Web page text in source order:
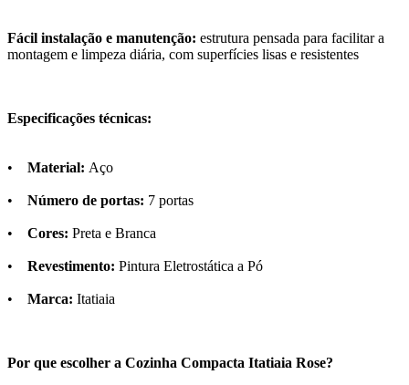
Fácil instalação e manutenção: estrutura pensada para facilitar a
montagem e limpeza diária, com superfícies lisas e resistentes
Especificações técnicas:
• Material: Aço
• Número de portas: 7 portas
• Cores: Preta e Branca
• Revestimento: Pintura Eletrostática a Pó
• Marca: Itatiaia
Por que escolher a Cozinha Compacta Itatiaia Rose?